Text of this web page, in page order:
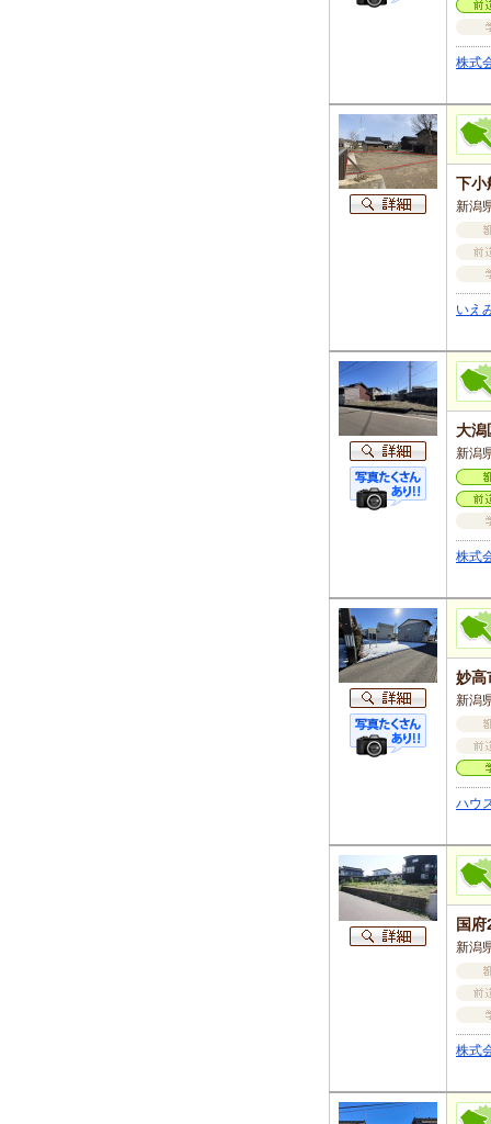
株式
下小
新潟
いえ
大潟
新潟
株式
妙高
新潟
ハウ
国
新潟
株式